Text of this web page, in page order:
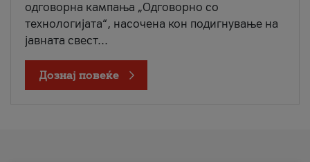
одговорна кампања „Одговорно со
технологијата“, насочена кон подигнување на
јавната свест...
Дознај повеќе